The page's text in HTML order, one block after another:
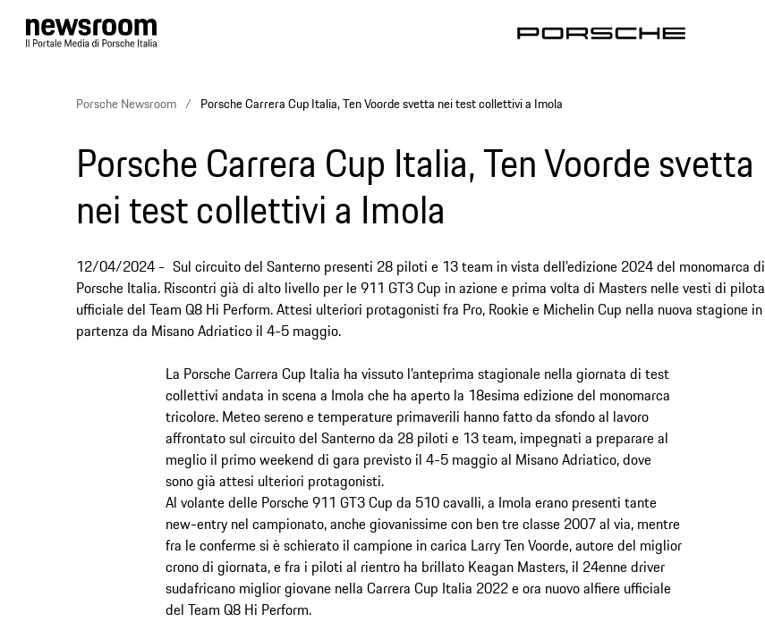
Porsche Newsroom Porsche Carrera Cup Italia, Ten Voorde svetta nei test collettivi a Imola
Porsche Carrera Cup Italia, Ten Voorde svetta
nei test collettivi a Imola
12/04/2024
Sul circuito del Santerno presenti 28 piloti e 13 team in vista dell’edizione 2024 del monomarca di
Porsche Italia. Riscontri già di alto livello per le 911 GT3 Cup in azione e prima volta di Masters nelle vesti di pilota
ufficiale del Team Q8 Hi Perform. Attesi ulteriori protagonisti fra Pro, Rookie e Michelin Cup nella nuova stagione in
partenza da Misano Adriatico il 4-5 maggio.
La Porsche Carrera Cup Italia ha vissuto l’anteprima stagionale nella giornata di test
collettivi andata in scena a Imola che ha aperto la 18esima edizione del monomarca
tricolore. Meteo sereno e temperature primaverili hanno fatto da sfondo al lavoro
affrontato sul circuito del Santerno da 28 piloti e 13 team, impegnati a preparare al
meglio il primo weekend di gara previsto il 4-5 maggio al Misano Adriatico, dove
sono già attesi ulteriori protagonisti.
Al volante delle Porsche 911 GT3 Cup da 510 cavalli, a Imola erano presenti tante
new-entry nel campionato, anche giovanissime con ben tre classe 2007 al via, mentre
fra le conferme si è schierato il campione in carica Larry Ten Voorde, autore del miglior
crono di giornata, e fra i piloti al rientro ha brillato Keagan Masters, il 24enne driver
sudafricano miglior giovane nella Carrera Cup Italia 2022 e ora nuovo alfiere ufficiale
del Team Q8 Hi Perform.